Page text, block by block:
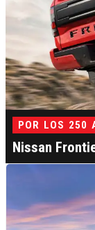
POR LOS 250
Nissan